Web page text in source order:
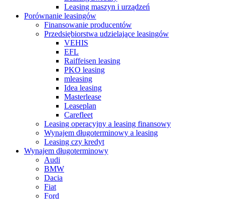
Leasing maszyn i urządzeń
Porównanie leasingów
Finansowanie producentów
Przedsiębiorstwa udzielające leasingów
VEHIS
EFL
Raiffeisen leasing
PKO leasing
mleasing
Idea leasing
Masterlease
Leaseplan
Carefleet
Leasing operacyjny a leasing finansowy
Wynajem długoterminowy a leasing
Leasing czy kredyt
Wynajem długoterminowy
Audi
BMW
Dacia
Fiat
Ford